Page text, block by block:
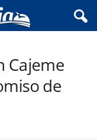
Cajeme
de